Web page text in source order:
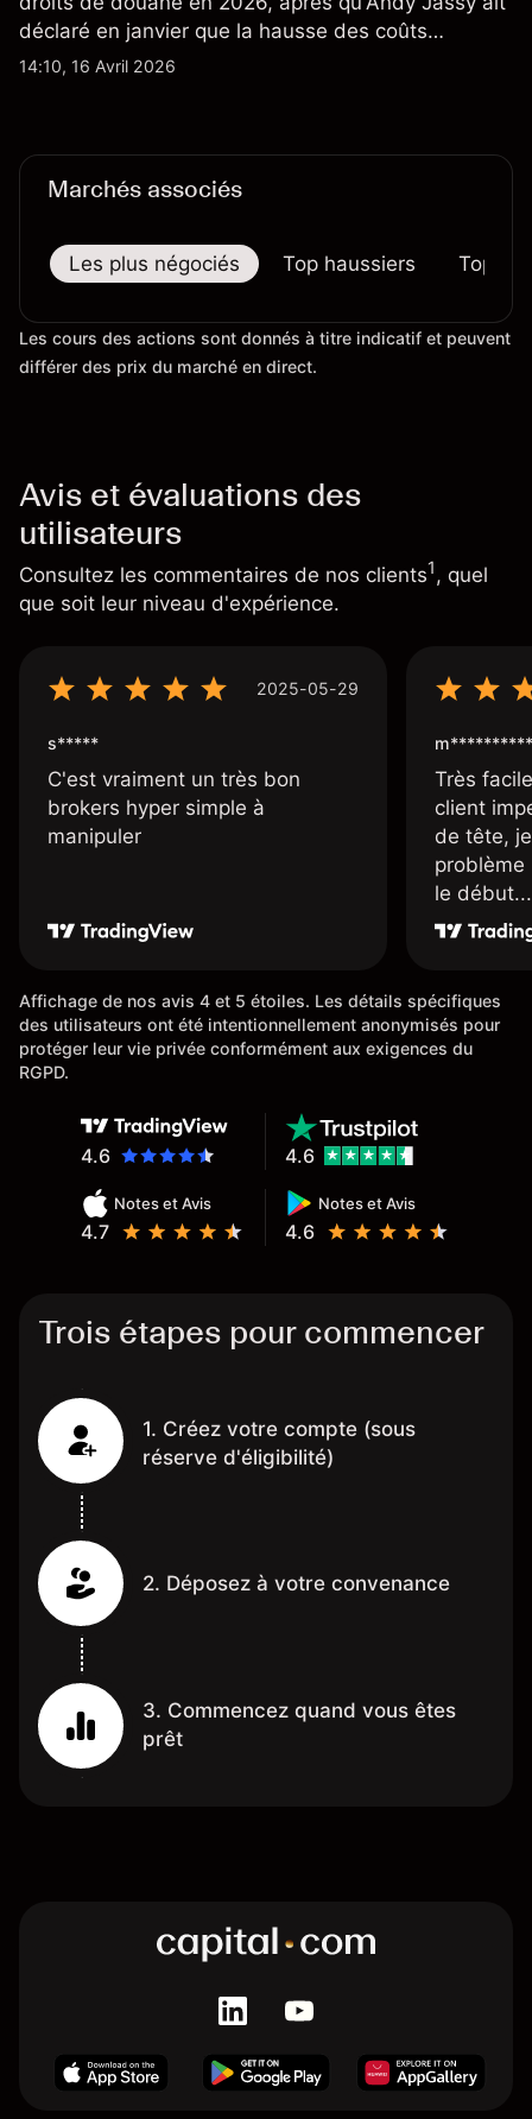
déclaré en janvier que la hausse des coûts
d'importation commençait à se répercuter sur
14:10, 16 Avril 2026
Marchés associés
Les plus négociés Top haussiers Top
Les cours des actions sont donnés à titre indicatif et peuvent
différer des prix du marché en direct.
Avis et évaluations des
utilisateurs
Consultez les commentaires de nos clients1, quel
que soit leur niveau d'expérience.
2025-05-29
s*****
C'est vraiment un très bon
brokers hyper simple à
manipuler
m**********
Très
client
de tête,
problème
le début...
Affichage de nos avis 4 et 5 étoiles. Les détails spécifiques
des utilisateurs ont été intentionnellement anonymisés pour
protéger leur vie privée conformément aux exigences du
RGPD.
4.6
Notes et Avis
4.7
Notes et Avis
4.6
4.6
Trois étapes pour commencer
1. Créez votre compte (sous
réserve d'éligibilité)
2. Déposez à votre convenance
3. Commencez quand vous êtes
prêt